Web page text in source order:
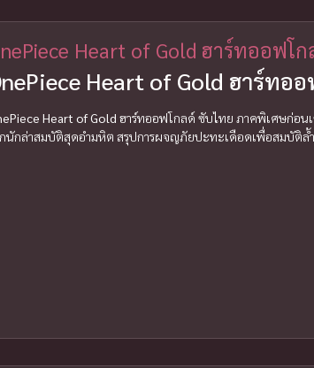
Heart of Gold ฮาร์ทออฟโ
Heart of Gold ฮาร์ทอ
Heart of Gold ฮาร์ทออฟโกลด์ ซับไทย ภาคพิเศษก่อน
นักล่าสมบัติสุดอำมหิต สรุปการผจญภัยปะทะเดือดเพื่อสมบัติล้